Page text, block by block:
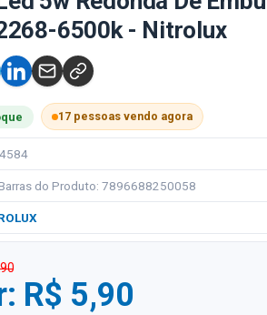
6500k - Nitrolux
17 pessoas vendo agora
do Produto: 7896688250058
R$ 5,90